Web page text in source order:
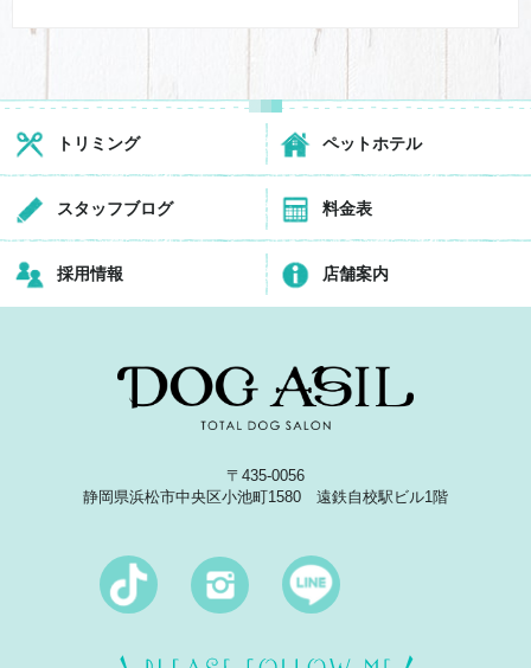
トリミング ペットホテル
スタッフブログ 料金表
採用情報 店舗案内
〒435-0056
静岡県浜松市中央区小池町1580 遠鉄自校駅ビル1階